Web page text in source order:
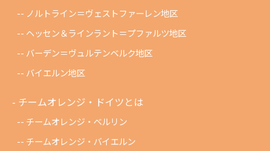
ノルトライン＝ヴェストファーレン地区
ヘッセン＆ラインラント＝プファルツ地区
バーデン＝ヴュルテンベルク地区
バイエルン地区
チームオレンジ・ドイツとは
チームオレンジ・ベルリン
チームオレンジ・バイエルン